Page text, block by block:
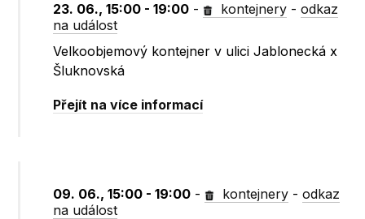
23. 06., 15:00 - 19:00 - kontejnery -odkaz
na událost
Velkoobjemový kontejner v ulici Jablonecká x
Šluknovská
Přejít na více informací
09. 06., 15:00 - 19:00 - kontejnery -odkaz
na událost